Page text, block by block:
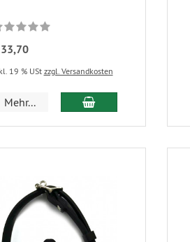
19 % USt zzgl. Versandkosten
Mehr...